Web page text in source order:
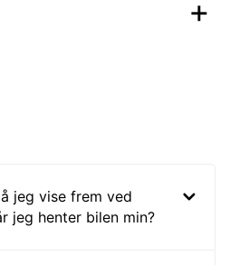
jeg vise frem ved
jeg henter bilen min?